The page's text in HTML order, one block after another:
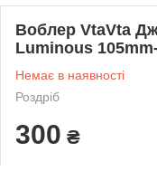
Воблер VtaVta
Luminous
Немає в наявності
Роздріб
300 ₴